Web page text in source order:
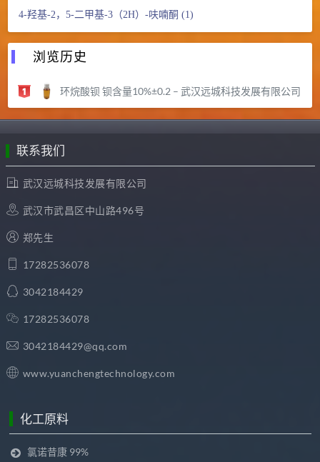
4-羟基-2，5-二甲基-3（2H）-呋喃酮 (1)
浏览历史
环烷酸钡 钡含量10%±0.2 – 武汉远城科技发展有限公司
联系我们
武汉远城科技发展有限公司
武汉市武昌区中山路496号
郑先生
17282536078
3042184429
17282536078
3042184429@qq.com
www.yuanchengtechnology.com
化工原料
氯诺昔康 99%